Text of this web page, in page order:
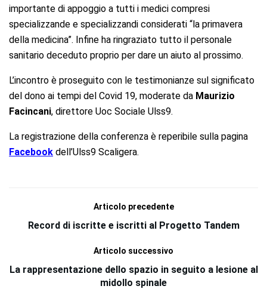
importante di appoggio a tutti i medici compresi
specializzande e specializzandi considerati “la primavera
della medicina”. Infine ha ringraziato tutto il personale
sanitario deceduto proprio per dare un aiuto al prossimo.
L’incontro è proseguito con le testimonianze sul significato
del dono ai tempi del Covid 19, moderate da Maurizio
Facincani, direttore Uoc Sociale Ulss9.
La registrazione della conferenza è reperibile sulla pagina
Facebook dell’Ulss9 Scaligera.
Articolo precedente
Record di iscritte e iscritti al Progetto Tandem
Articolo successivo
La rappresentazione dello spazio in seguito a lesione al
midollo spinale